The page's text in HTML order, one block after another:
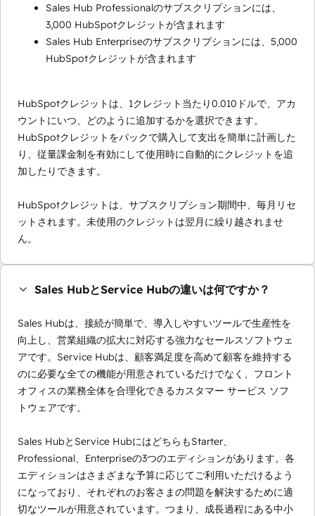
Sales Hub Professionalのサブスクリプションには、
3,000 HubSpotクレジットが含まれます
Sales Hub Enterpriseのサブスクリプションには、5,000
HubSpotクレジットが含まれます
HubSpotクレジットは、1クレジット当たり0.010ドルで、アカ
ウントにいつ、どのように追加するかを選択できます。
HubSpotクレジットをパックで購入して支出を簡単に計画した
り、従量課金制を有効にして使用時に自動的にクレジットを追
加したりできます。
HubSpotクレジットは、サブスクリプション期間中、毎月リセ
ットされます。未使用のクレジットは翌月に繰り越されませ
ん。
Sales HubとService Hubの違いは何ですか？
Sales Hubは、接続が簡単で、導入しやすいツールで生産性を
向上し、営業組織の拡大に対応する強力なセールスソフトウェ
アです。Service Hubは、顧客満足度を高めて顧客を維持する
のに必要な全ての機能が用意されているだけでなく、フロント
オフィスの業務全体を合理化できるカスタマー サービス ソフ
トウェアです。
Sales HubとService HubにはどちらもStarter、
Professional、Enterpriseの3つのエディションがあります。各
エディションはさまざまな予算に応じてご利用いただけるよう
になっており、それぞれのお客さまの問題を解決するために適
切なツールが用意されています。つまり、成長過程にある中小